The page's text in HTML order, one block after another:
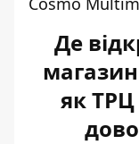
Де
магазин
як